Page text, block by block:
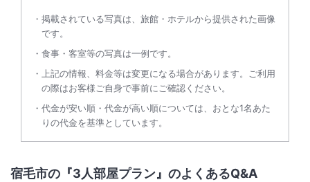
掲載されている写真は、旅館・ホテルから提供された画像
です。
食事・客室等の写真は一例です。
上記の情報、料金等は変更になる場合があります。ご利用
の際はお客様ご自身で事前にご確認ください。
代金が安い順・代金が高い順については、おとな1名あた
りの代金を基準としています。
宿毛市の『3人部屋プラン』のよくあるQ&A